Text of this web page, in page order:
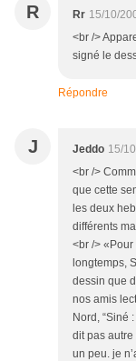
R Rr 15/10/
<br />
signé le
Répondre
J Jeddo 15/
<br />
que cette
les deux
différents
<br />
longtemps,
dessin que
nos amis
Nord, “Siné
dit pas autre
un peu. je